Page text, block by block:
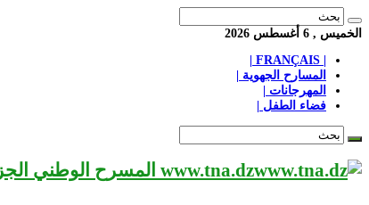
الخميس , 6 أغسطس 2026
المسارح الجهوية |
المهرجانات |
فضاء الطفل |
www.tna.dz المسرح الوطني الجزائري مؤسسة ثقافية عريقة تابعة لوزارة الثقافة-الجزائر، يحمل اسم العميد «محي الدين بشطارزي».